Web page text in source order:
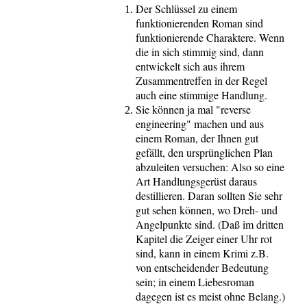
Der Schlüssel zu einem
funktionierenden Roman sind
funktionierende Charaktere. Wenn
die in sich stimmig sind, dann
entwickelt sich aus ihrem
Zusammentreffen in der Regel
auch eine stimmige Handlung.
Sie können ja mal "reverse
engineering" machen und aus
einem Roman, der Ihnen gut
gefällt, den ursprünglichen Plan
abzuleiten versuchen: Also so eine
Art Handlungsgerüst daraus
destillieren. Daran sollten Sie sehr
gut sehen können, wo Dreh- und
Angelpunkte sind. (Daß im dritten
Kapitel die Zeiger einer Uhr rot
sind, kann in einem Krimi z.B.
von entscheidender Bedeutung
sein; in einem Liebesroman
dagegen ist es meist ohne Belang.)